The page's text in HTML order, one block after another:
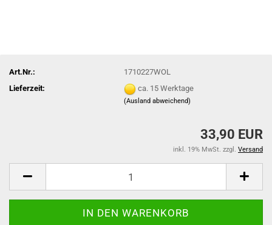
Art.Nr.:
1710227WOL
Lieferzeit:
ca. 15 Werktage
(Ausland abweichend)
33,90 EUR
inkl. 19% MwSt. zzgl. Versand